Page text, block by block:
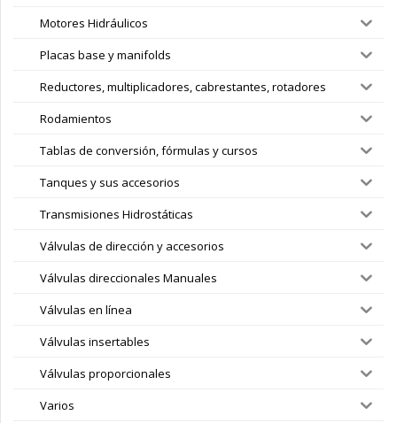
Motores Hidráulicos
Placas base y manifolds
Reductores, multiplicadores, cabrestantes, rotadores
Rodamientos
Tablas de conversión, fórmulas y cursos
Tanques y sus accesorios
Transmisiones Hidrostáticas
Válvulas de dirección y accesorios
Válvulas direccionales Manuales
Válvulas en línea
Válvulas insertables
Válvulas proporcionales
Varios